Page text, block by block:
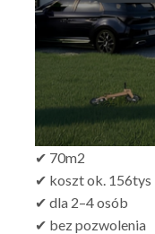
✔ 70m2
✔ koszt ok. 156tys
✔ dla 2–4 osób
✔ bez pozwolenia